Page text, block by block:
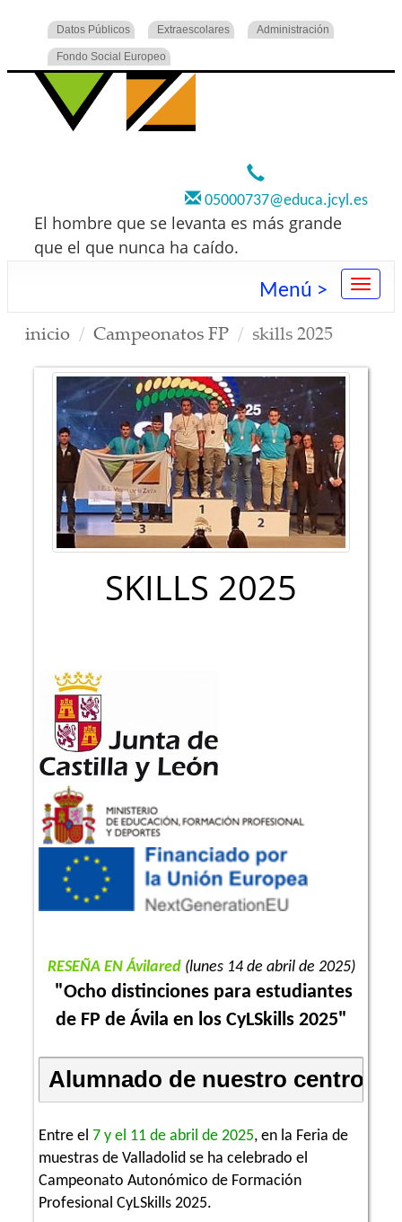
Datos Públicos Extraescolares Administración
Fondo Social Europeo
05000737@educa.jcyl.es
El hombre que se levanta es más grande
que el que nunca ha caído.
Menú >
inicio Campeonatos FP skills 2025
SKILLS 2025
RESEÑA EN Ávilared (lunes 14 de abril de 2025)
"Ocho distinciones para estudiantes
de FP de Ávila en los CyLSkills 2025"
Alumnado de nuestro centro
Entre el 7 y el 11 de abril de 2025, en la Feria de
muestras de Valladolid se ha celebrado el
Campeonato Autonómico de Formación
Profesional CyLSkills 2025.